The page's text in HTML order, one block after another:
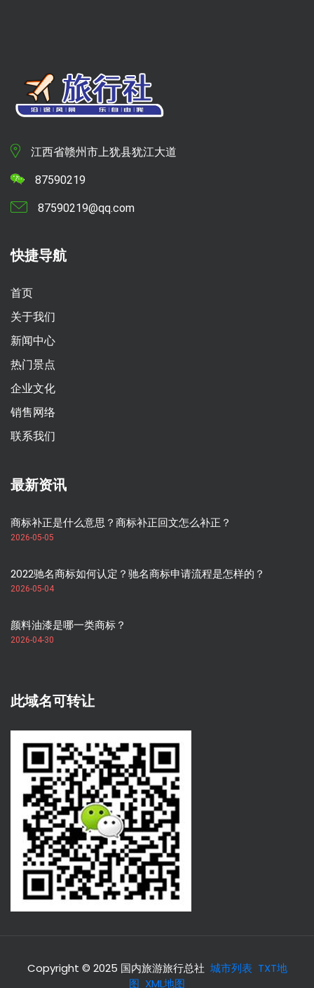
江西省赣州市上犹县犹江大道
87590219
87590219@qq.com
快捷导航
首页
关于我们
新闻中心
热门景点
企业文化
销售网络
联系我们
最新资讯
商标补正是什么意思？商标补正回文怎么补正？
2026-05-05
2022驰名商标如何认定？驰名商标申请流程是怎样的？
2026-05-04
颜料油漆是哪一类商标？
2026-04-30
此域名可转让
Copyright © 2025 国内旅游旅行总社 城市列表 TXT地
图 XML地图